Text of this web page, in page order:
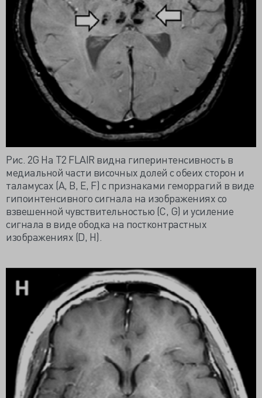
Рис. 2G На Т2 FLAIR видна гиперинтенсивность в
медиальной части височных долей с обеих сторон и
таламусах (A, B, E, F) с признаками геморрагий в виде
гипоинтенсивного сигнала на изображениях со
взвешенной чувствительностью (С, G) и усиление
сигнала в виде ободка на постконтрастных
изображениях (D, H).